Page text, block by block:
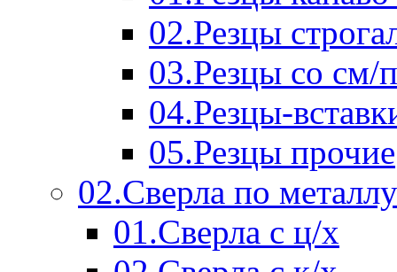
02.Резцы
03.Резцы со см/
04.Резцы-
05.Резцы прочие
02.Сверла по металлу
01.Сверла с ц/х